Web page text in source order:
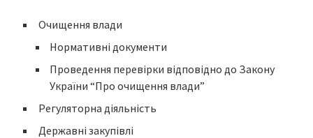
Очищення влади
Нормативні документи
Проведення перевірки відповідно до Закону
України “Про очищення влади”
Регуляторна діяльність
Державні закупівлі